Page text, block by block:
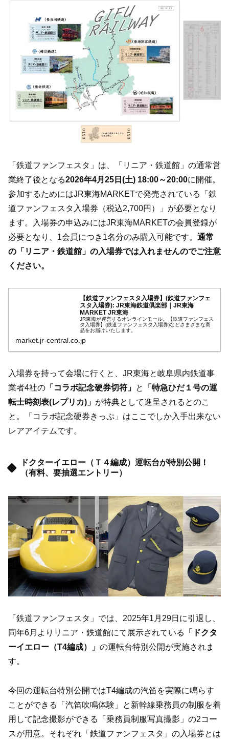
「鉄道ファンフェスタ」は、「リニア・鉄道館」の通常営
業終了後となる2026年4月25日(土) 18:00～20:00に開催。
参加するためにはJR東海MARKETで発売されている「鉄
道ファンフェスタ入場券（税込2,700円）」が必要となり
ます。入場券の申込みにはJR東海MARKETの会員登録が
必要となり、1会員につき1名分のみ購入可能です。 通常
の「リニア・鉄道館」の入場券では入れませんのでご注意
ください。
【鉄道ファンフェスタ入場券】(鉄道ファンフェ
スタ入場券): JR東海鉄道倶楽部｜JR東海
MARKET JR東海
JR東海が運営するオンラインモール。【鉄道ファンフェス
タ入場券】(鉄道ファンフェスタ入場券)などさまざまな商
品をお届けいたします。
market.jr-central.co.jp
入場券を持って会場に行くと、JR東海と岐阜県内鉄道事
業者4社の 「コラボ記念硬券切符」 と
「特急ひだ１号の運
転士時刻表(レプリカ)」 が特典として進呈されるとのこ
と。「コラボ記念硬券きっぷ」はここでしか入手出来ない
レアアイテムです。
ドクターイエロー（Ｔ４編成）運転台が特別公開！
（有料、要抽選エントリー）
「鉄道ファンフェスタ」では、2025年1月29日に引退し、
同年6月よりリニア・鉄道館にて展示されている
「ドクタ
ーイエロー（T4編成）」 の運転台特別公開が実施されま
す。
今回の運転台特別公開ではT4編成の汽笛を実際に鳴らす
ことができる「汽笛吹鳴体験」と新幹線乗務員の制服を着
用して記念撮影ができる「乗務員制服写真撮影」の2コー
スが用意。それぞれ「鉄道ファンフェスタ」の入場券とは